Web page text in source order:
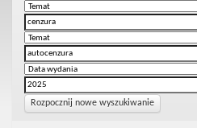
Rozpocznij nowe wyszukiwanie